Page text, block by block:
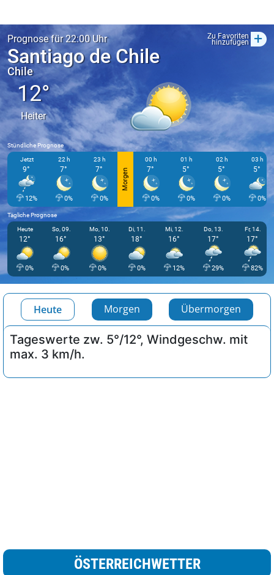
Prognose für 22:00 Uhr Zu Favoriten
hinzufügen +
Santiago de Chile
Chile
12°
Heiter
Stündliche Prognose
Jetzt
9°
12%
22 h
7°
0%
23 h
7°
0%
Morgen
00 h
7°
0%
01 h
5°
0%
02 h
5°
0%
03 h
5°
0%
Tägliche Prognose
Heute
12°
0%
So, 09.
16°
0%
Mo, 10.
13°
0%
Di, 11.
18°
0%
Mi, 12.
16°
12%
Do, 13.
17°
29%
Fr, 14.
17°
82%
Heute Morgen Übermorgen
Tageswerte zw. 5°/12°, Windgeschw. mit
max. 3 km/h.
ÖSTERREICHWETTER